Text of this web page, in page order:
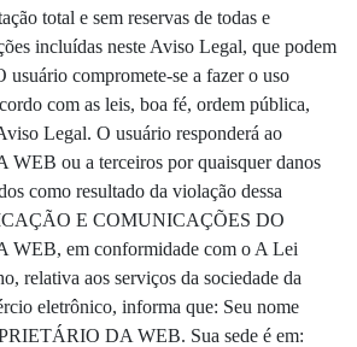
total e sem reservas de todas e
incluídas neste Aviso Legal, que podem
usuário compromete-se a fazer o uso
com as leis, boa fé, ordem pública,
Legal. O usuário responderá ao
ou a terceiros por quaisquer danos
​​como resultado da violação dessa
E COMUNICAÇÕES DO
em conformidade com o A Lei
relativa aos serviços da sociedade da
eletrônico, informa que: Seu nome
DA WEB. Sua sede é em: